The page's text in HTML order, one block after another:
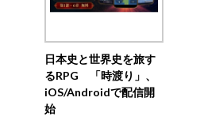
日本史と世界史を旅す
るRPG 「時渡り」、
iOS/Androidで配信開
始